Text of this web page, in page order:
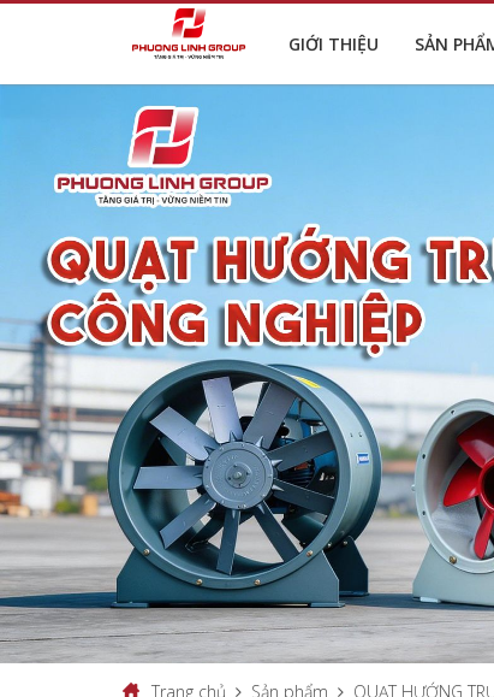
GIỚI THIỆU SẢN
Trang chủ Sản phẩm QUẠT HƯỚNG